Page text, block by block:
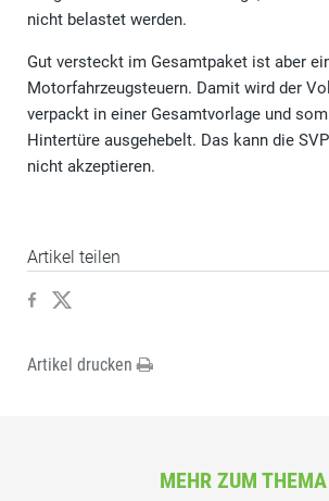
nicht belastet werden.
Gut versteckt im Gesamtpaket ist aber
Motorfahrzeugsteuern. Damit wird der
verpackt in einer Gesamtvorlage und
Hintertüre ausgehebelt. Das kann die
nicht akzeptieren.
Artikel teilen
Artikel drucken
MEHR ZUM THEMA